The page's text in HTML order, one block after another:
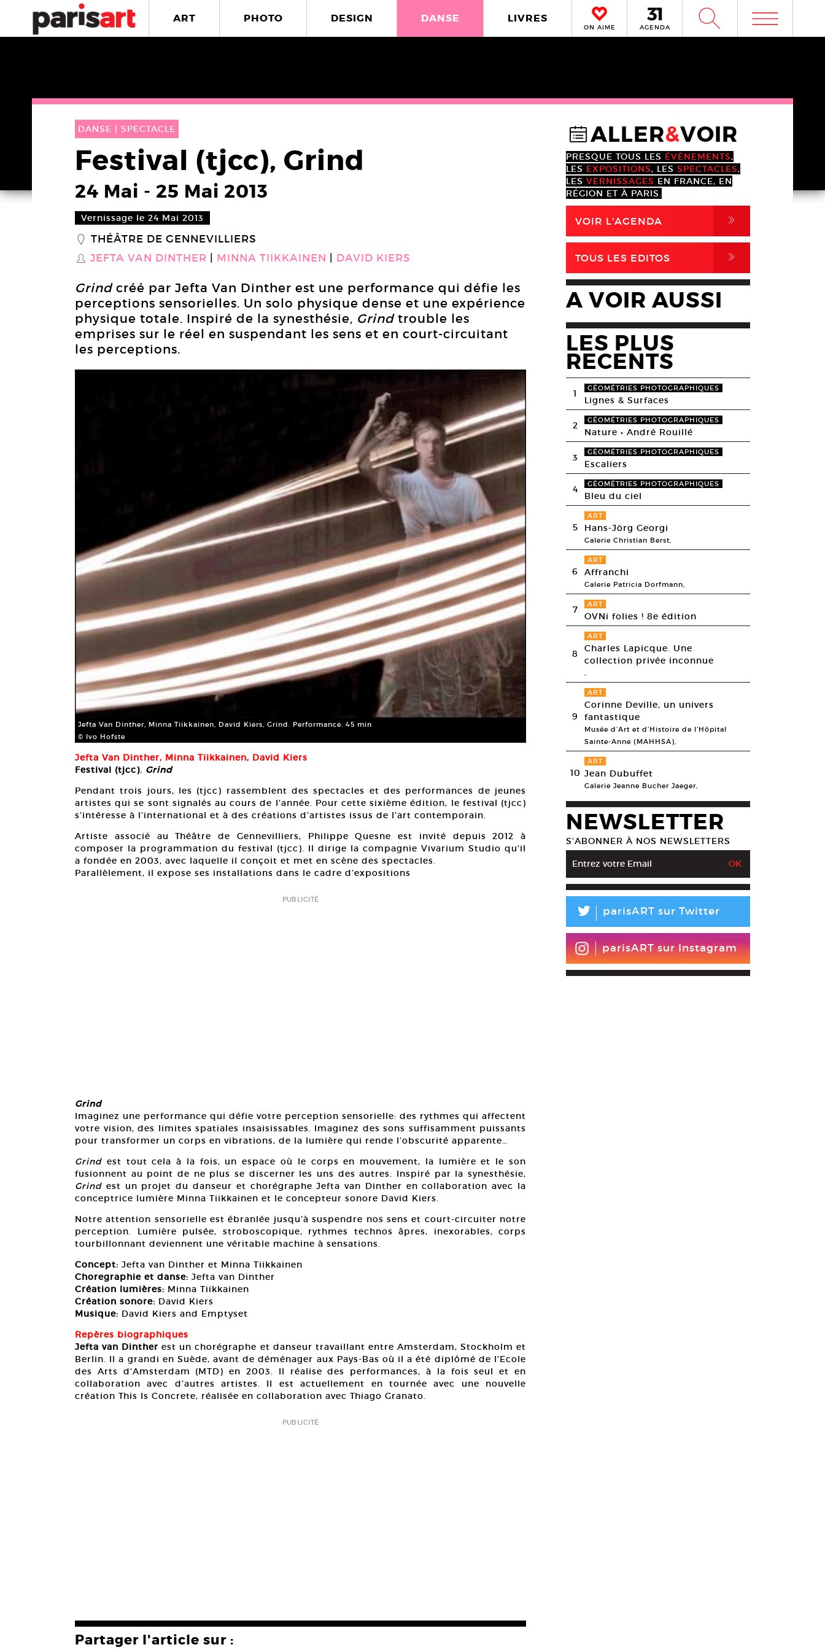
ART PHOTO DESIGN DANSE LIVRES
ON AIME AGENDA W m
DANSE | SPECTACLE
Festival (tjcc), Grind
24 Mai - 25 Mai 2013
Vernissage le 24 Mai 2013
_ THÉÂTRE DE GENNEVILLIERS
S JEFTA VAN DINTHER MINNA TIIKKAINEN DAVID KIERS
Grind créé par Jefta Van Dinther est une performance qui défie les
perceptions sensorielles. Un solo physique dense et une expérience
physique totale. Inspiré de la synesthésie, Grind trouble les
emprises sur le réel en suspendant les sens et en court-circuitant
les perceptions.
Jefta Van Dinther, Minna Tiikkainen, David Kiers, Grind. Performance. 45 min
© Ivo Hofste
Jefta Van Dinther, Minna Tiikkainen, David Kiers
Festival (tjcc). Grind
Pendant trois jours, les (tjcc) rassemblent des spectacles et des performances de jeunes
artistes qui se sont signalés au cours de l’année. Pour cette sixième édition, le festival (tjcc)
s’intéresse à l’international et à des créations d’artistes issus de l’art contemporain.
Artiste associé au Théâtre de Gennevilliers, Philippe Quesne est invité depuis 2012 à
composer la programmation du festival (tjcc). Il dirige la compagnie Vivarium Studio qu’il
a fondée en 2003, avec laquelle il conçoit et met en scène des spectacles.
Parallèlement, il expose ses installations dans le cadre d’expositions
PUBLICITÉ
Grind
Imaginez une performance qui défie votre perception sensorielle: des rythmes qui affectent
votre vision, des limites spatiales insaisissables. Imaginez des sons suffisamment puissants
pour transformer un corps en vibrations, de la lumière qui rende l’obscurité apparente…
Grind est tout cela à la fois, un espace où le corps en mouvement, la lumière et le son
fusionnent au point de ne plus se discerner les uns des autres. Inspiré par la synesthésie,
Grind est un projet du danseur et chorégraphe Jefta van Dinther en collaboration avec la
conceptrice lumière Minna Tiikkainen et le concepteur sonore David Kiers.
Notre attention sensorielle est ébranlée jusqu’à suspendre nos sens et court-circuiter notre
perception. Lumière pulsée, stroboscopique, rythmes technos âpres, inexorables, corps
tourbillonnant deviennent une véritable machine à sensations.
Concept: Jefta van Dinther et Minna Tiikkainen
Choregraphie et danse: Jefta van Dinther
Création lumières: Minna Tiikkainen
Création sonore: David Kiers
Musique: David Kiers and Emptyset
Repères biographiques
Jefta van Dintherest un chorégraphe et danseur travaillant entre Amsterdam, Stockholm et
Berlin. Il a grandi en Suède, avant de déménager aux Pays-Bas où il a été diplômé de l’Ecole
des Arts d’Amsterdam (MTD) en 2003. Il réalise des performances, à la fois seul et en
collaboration avec d’autres artistes. Il est actuellement en tournée avec une nouvelle
création This Is Concrete, réalisée en collaboration avec Thiago Granato.
PUBLICITÉ
Partager l'article sur :
@ALLER&VOIR
PRESQUE TOUS LES ÉVÈNEMENTS,
LES EXPOSITIONS, LES SPECTACLES,
LES VERNISSAGES EN FRANCE, EN
RÉGION ET À PARIS.
VOIR L'AGENDA ,
TOUS LES EDITOS ,
A VOIR AUSSI
LES PLUS
RECENTS
1 GÉOMÉTRIES PHOTOGRAPHIQUES
Lignes & Surfaces
2 GÉOMÉTRIES PHOTOGRAPHIQUES
Nature • André Rouillé
3 GÉOMÉTRIES PHOTOGRAPHIQUES
Escaliers
4 GÉOMÉTRIES PHOTOGRAPHIQUES
Bleu du ciel
5
ART
Hans-Jörg Georgi
Galerie Christian Berst,
6
ART
Affranchi
Galerie Patricia Dorfmann,
7 ART
OVNi folies ! 8e édition
8
ART
Charles Lapicque. Une
collection privée inconnue
,
9
ART
Corinne Deville, un univers
fantastique
Musée d’Art et d’Histoire de l’Hôpital
Sainte-Anne (MAHHSA),
10
ART
Jean Dubuffet
Galerie Jeanne Bucher Jaeger,
NEWSLETTER
S’ABONNER À NOS NEWSLETTERS
L parisART sur Twitter
parisART sur Instagram